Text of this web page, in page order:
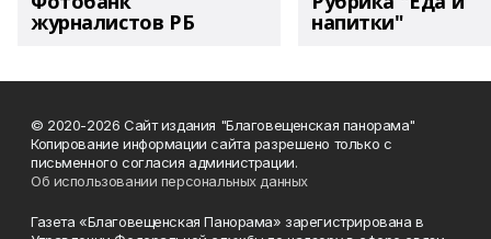
журналистов РБ напитки"
© 2020-2026 Сайт издания "Благовещенская панорама"
Копирование информации сайта разрешено только с
письменного согласия администрации.
Об использовании персональных данных
Газета «Благовещенская Панорама» зарегистрирована в